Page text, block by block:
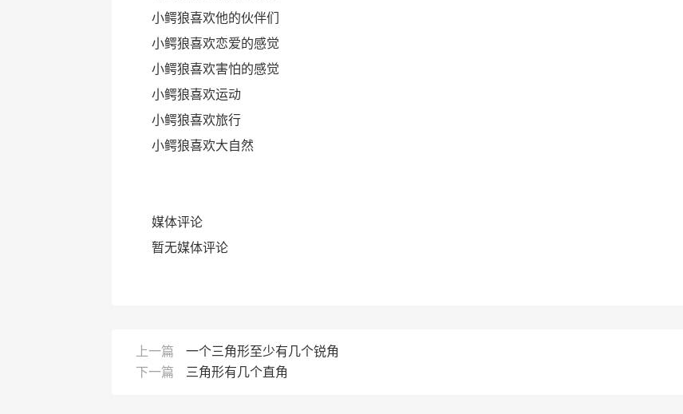
小鳄狼喜欢他的伙伴们
小鳄狼喜欢恋爱的感觉
小鳄狼喜欢害怕的感觉
小鳄狼喜欢运动
小鳄狼喜欢旅行
小鳄狼喜欢大自然
媒体评论
暂无媒体评论
上一篇
一个三角形至少有几个锐角
下一篇
三角形有几个直角